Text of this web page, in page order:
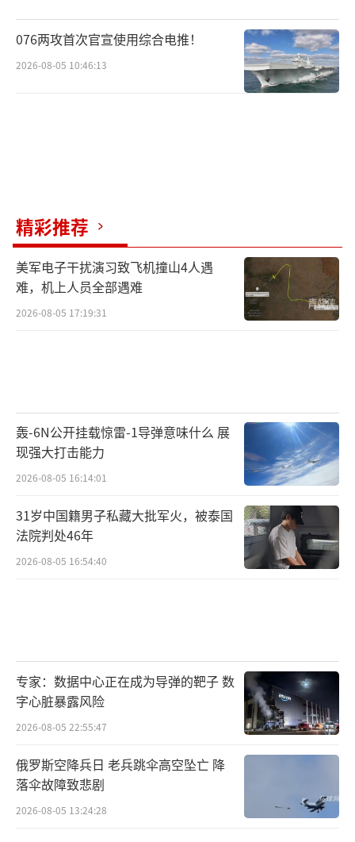
076两攻首次官宣使用综合电推！
2026-08-05 10:46:13
精彩推荐
美军电子干扰演习致飞机撞山4人遇
难，机上人员全部遇难
2026-08-05 17:19:31
轰-6N公开挂载惊雷-1导弹意味什么 展
现强大打击能力
2026-08-05 16:14:01
31岁中国籍男子私藏大批军火，被泰国
法院判处46年
2026-08-05 16:54:40
专家：数据中心正在成为导弹的靶子 数
字心脏暴露风险
2026-08-05 22:55:47
俄罗斯空降兵日 老兵跳伞高空坠亡 降
落伞故障致悲剧
2026-08-05 13:24:28